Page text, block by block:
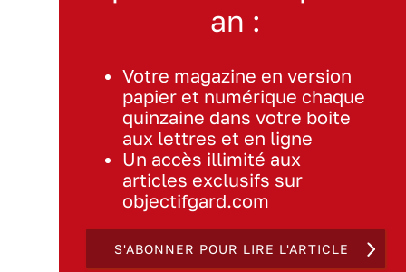
an :
Votre magazine en version
papier et numérique chaque
quinzaine dans votre boite
aux lettres et en ligne
Un accès illimité aux
articles exclusifs sur
objectifgard.com
S'ABONNER POUR LIRE L'ARTICLE